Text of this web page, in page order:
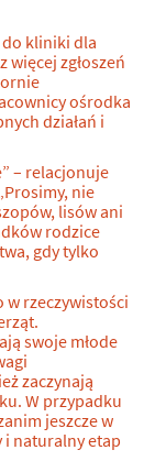
do kliniki dla
zgłoszeń
ośrodka
działań i
– relacjonuje
nie
lisów ani
rodzice
gdy tylko
w rzeczywistości
swoje młode
zaczynają
W przypadku
jeszcze w
i naturalny etap